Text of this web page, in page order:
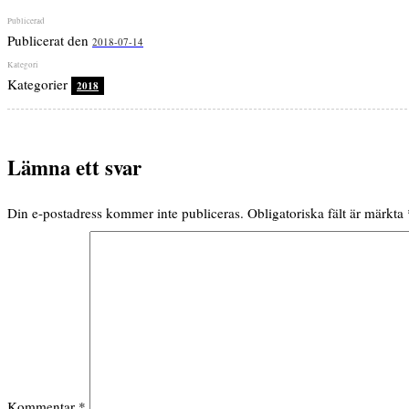
Publicerat den 2018-07-14
Kategorier 2018
Lämna ett svar
Din e-postadress kommer inte publiceras. Obligatoriska fält är märkta